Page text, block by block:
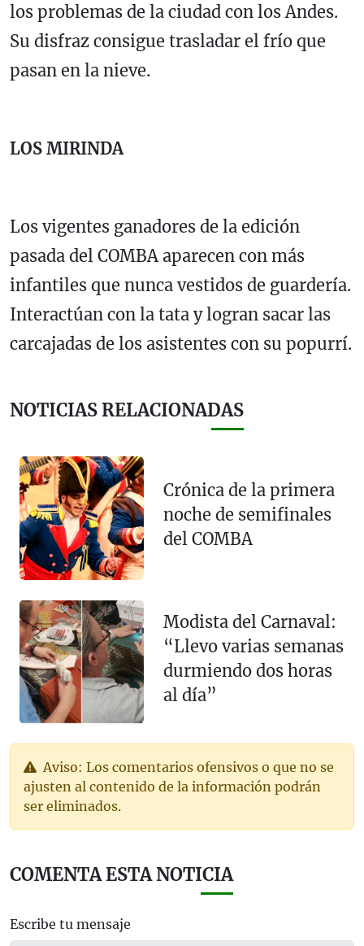
los problemas de la ciudad con los Andes.
Su disfraz consigue trasladar el frío que
pasan en la nieve.
LOS MIRINDA
Los vigentes ganadores de la edición
pasada del COMBA aparecen con más
infantiles que nunca vestidos de guardería.
Interactúan con la tata y logran sacar las
carcajadas de los asistentes con su popurrí.
NOTICIAS RELACIONADAS
Crónica de la primera
noche de semifinales
del COMBA
Modista del Carnaval:
“Llevo varias semanas
durmiendo dos horas
al día”
Aviso: Los comentarios ofensivos o que no se
ajusten al contenido de la información podrán
ser eliminados.
COMENTA ESTA NOTICIA
Escribe tu mensaje